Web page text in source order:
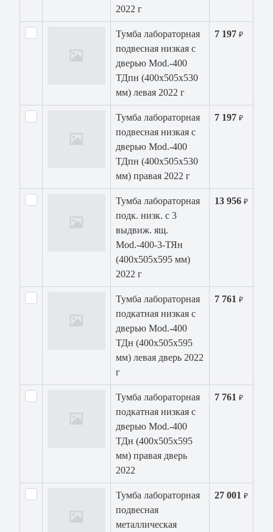
2022 г
Тумба лабораторная
подвесная низкая с
дверью Mod.-400
ТДпн (400х505х530
мм) левая 2022 г
7 197 ₽
Тумба лабораторная
подвесная низкая с
дверью Mod.-400
ТДпн (400х505х530
мм) правая 2022 г
7 197 ₽
Тумба лабораторная
подк. низк. с 3
выдвиж. ящ.
Mod.-400-3-ТЯн
(400х505х595 мм)
2022 г
13 956 ₽
Тумба лабораторная
подкатная низкая с
дверью Mod.-400
ТДн (400х505х595
мм) левая дверь 2022
г
7 761 ₽
Тумба лабораторная
подкатная низкая с
дверью Mod.-400
ТДн (400х505х595
мм) правая дверь
2022
7 761 ₽
Тумба лабораторная
подвесная
металлическая
27 001 ₽